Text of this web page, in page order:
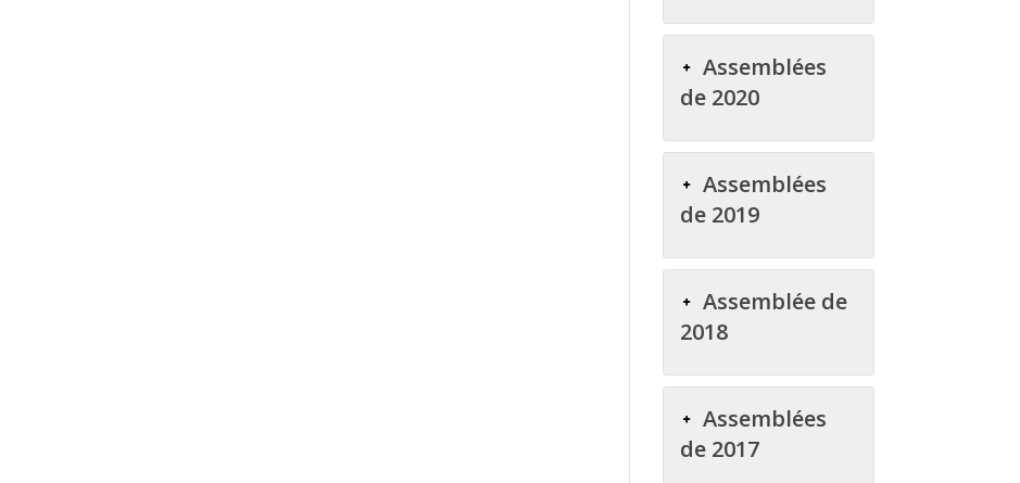
Assemblées
de 2020
Assemblées
de 2019
Assemblée de
2018
Assemblées
de 2017